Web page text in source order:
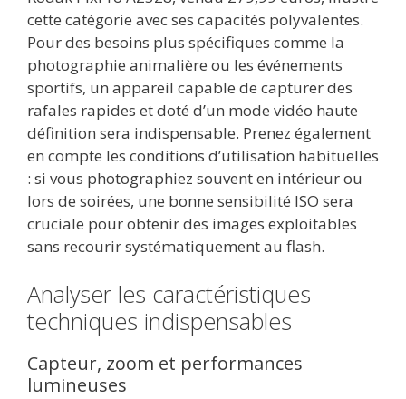
cette catégorie avec ses capacités polyvalentes.
Pour des besoins plus spécifiques comme la
photographie animalière ou les événements
sportifs, un appareil capable de capturer des
rafales rapides et doté d’un mode vidéo haute
définition sera indispensable. Prenez également
en compte les conditions d’utilisation habituelles
: si vous photographiez souvent en intérieur ou
lors de soirées, une bonne sensibilité ISO sera
cruciale pour obtenir des images exploitables
sans recourir systématiquement au flash.
Analyser les caractéristiques
techniques indispensables
Capteur, zoom et performances
lumineuses